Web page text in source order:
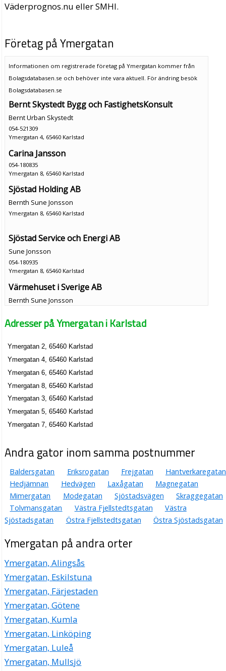
Väderprognos.nu eller SMHI.
Företag på Ymergatan
Informationen om registrerade företag på Ymergatan kommer från
Bolagsdatabasen.se och behöver inte vara aktuell. För ändring besök
Bolagsdatabasen.se
Bernt Skystedt Bygg och FastighetsKonsult
Bernt Urban Skystedt
054-521309
Ymergatan 4, 65460 Karlstad
Carina Jansson
054-180835
Ymergatan 8, 65460 Karlstad
Sjöstad Holding AB
Bernth Sune Jonsson
Ymergatan 8, 65460 Karlstad
Sjöstad Service och Energi AB
Sune Jonsson
054-180935
Ymergatan 8, 65460 Karlstad
Värmehuset i Sverige AB
Bernth Sune Jonsson
Ymergatan 8, 65460 Karlstad
Adresser på Ymergatan i Karlstad
Ymergatan 2, 65460 Karlstad
Ymergatan 4, 65460 Karlstad
Ymergatan 6, 65460 Karlstad
Ymergatan 8, 65460 Karlstad
Ymergatan 3, 65460 Karlstad
Ymergatan 5, 65460 Karlstad
Ymergatan 7, 65460 Karlstad
Andra gator inom samma postnummer
Baldersgatan Eriksrogatan Frejgatan
Hantverkaregatan
Hedjämnan
Hedvägen Laxågatan
Magnegatan
Mimergatan
Modegatan Sjöstadsvägen
Skraggegatan
Tolvmansgatan
Västra Fjellstedtsgatan
Västra
Sjöstadsgatan
Östra Fjellstedtsgatan Östra Sjöstadsgatan
Ymergatan på andra orter
Ymergatan, Alingsås
Ymergatan, Eskilstuna
Ymergatan, Färjestaden
Ymergatan, Götene
Ymergatan, Kumla
Ymergatan, Linköping
Ymergatan, Luleå
Ymergatan, Mullsjö